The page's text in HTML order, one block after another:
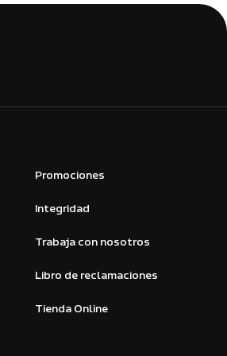
Promociones
Integridad
Trabaja con nosotros
Libro de reclamaciones
Tienda Online